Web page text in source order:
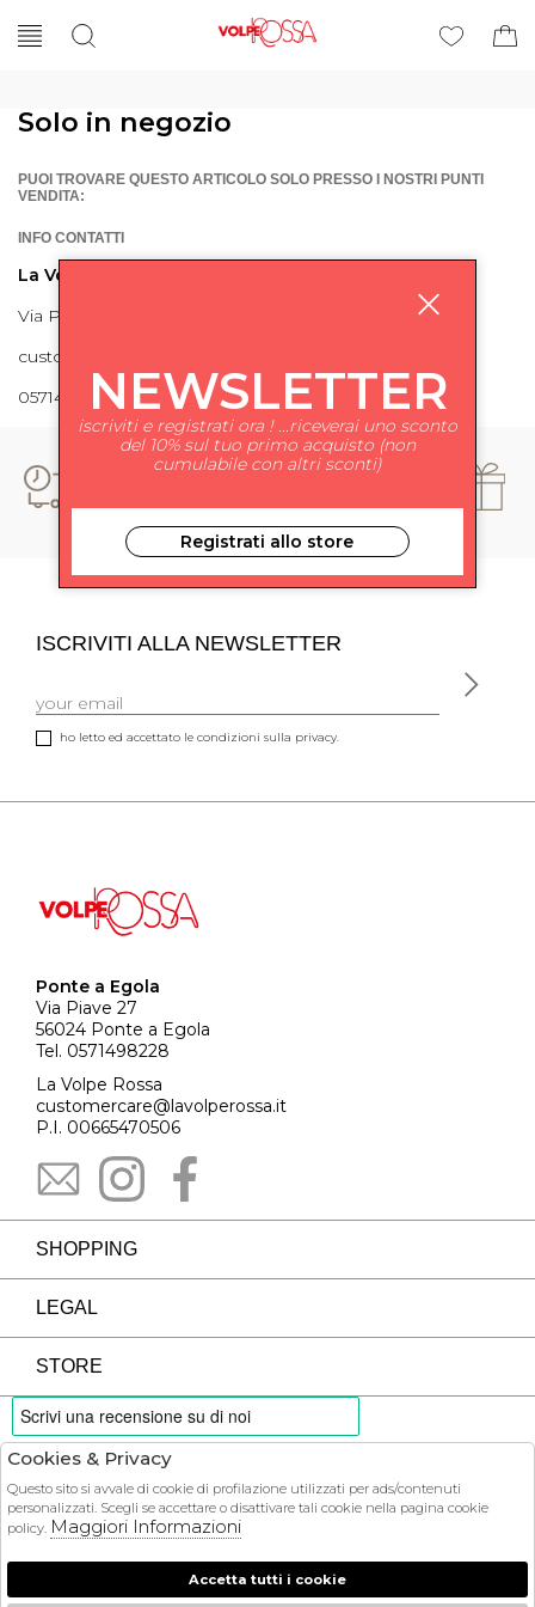
Solo in negozio
PUOI TROVARE QUESTO ARTICOLO SOLO PRESSO I NOSTRI PUNTI
VENDITA:
INFO CONTATTI
La Volpe Rossa
Via Piave 27 56024 Ponte a Egola
customercare@lavolperossa.it
0571498228
ISCRIVITI ALLA NEWSLETTER
ho letto ed accettato le condizioni sulla privacy.
Ponte a Egola
Via Piave 27
56024 Ponte a Egola
Tel. 0571498228
La Volpe Rossa
customercare@lavolperossa.it
P.I. 00665470506
SHOPPING
LEGAL
STORE
PAYMENTS
COURIER
NEWSLETTER
iscriviti e registrati ora ! ...riceverai uno sconto
del 10% sul tuo primo acquisto (non
cumulabile con altri sconti)
Registrati allo store
Cookies & Privacy
Questo sito si avvale di cookie di profilazione utilizzati per ads/contenuti
personalizzati. Scegli se accettare o disattivare tali cookie nella pagina cookie
policy. Maggiori Informazioni
Accetta tutti i cookie